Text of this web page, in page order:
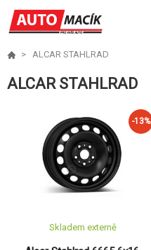
ALCAR STAHLRAD
ALCAR STAHLRAD
-13%
Skladem externě